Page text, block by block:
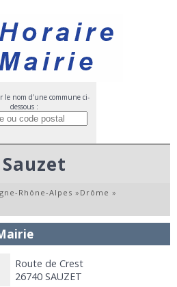
le nom d'une commune ci-
dessous :
Rhône-Alpes » Drôme »
Route de Crest
26740 SAUZET